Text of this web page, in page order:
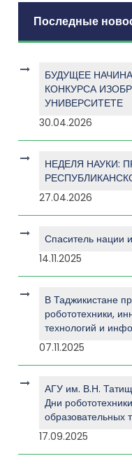
Последные
БУДУЩЕЕ
КОНКУРСА
УНИВЕРСИТЕТЕ
30.04.2026
НЕДЕЛЯ НАУКИ:
27.04.2026
Спаситель нации
14.11.2025
В Таджикистане
робототехники,
технологий и
07.11.2025
АГУ им. В.Н.
Дни
образовательных
17.09.2025